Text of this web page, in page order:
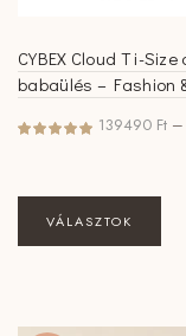
CYBEX Cloud T i-
babaülés – Fashion
139490 Ft –
VÁLASZTOK
a